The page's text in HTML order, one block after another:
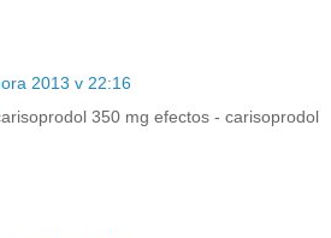
2013 v 22:16
350 mg efectos - carisoprodol